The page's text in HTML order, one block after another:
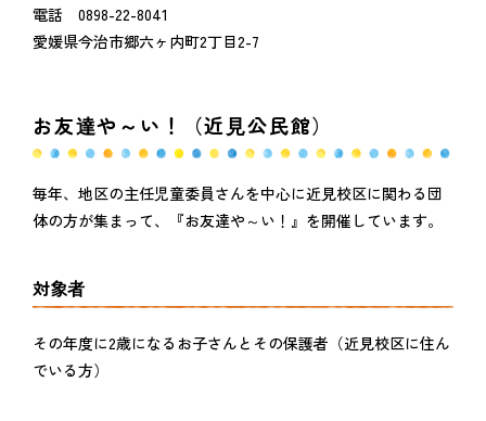
電話 0898-22-8041
愛媛県今治市郷六ヶ内町2丁目2-7
お友達や～い！（近見公民館）
毎年、地区の主任児童委員さんを中心に近見校区に関わる団
体の方が集まって、『お友達や～い！』を開催しています。
対象者
その年度に2歳になるお子さんとその保護者（近見校区に住ん
でいる方）